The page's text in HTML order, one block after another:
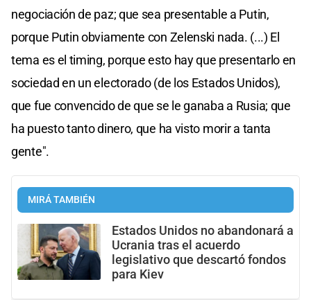
negociación de paz; que sea presentable a Putin,
porque Putin obviamente con Zelenski nada. (...) El
tema es el timing, porque esto hay que presentarlo en
sociedad en un electorado (de los Estados Unidos),
que fue convencido de que se le ganaba a Rusia; que
ha puesto tanto dinero, que ha visto morir a tanta
gente".
MIRÁ TAMBIÉN
Estados Unidos no abandonará a
Ucrania tras el acuerdo
legislativo que descartó fondos
para Kiev